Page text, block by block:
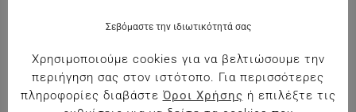
Σεβόμαστε την ιδιωτικότητά σας
Χρησιμοποιούμε cookies για να βελτιώσουμε την
περιήγηση σας στον ιστότοπο. Για περισσότερες
πληροφορίες διαβάστε Όροι Χρήσης ή επιλέξτε τις